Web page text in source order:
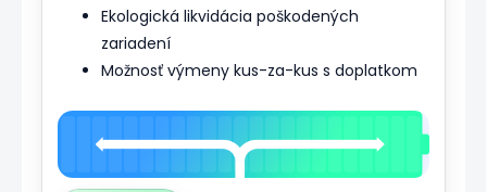
Ekologická likvidácia poškodených
zariadení
Možnosť výmeny kus-za-kus s doplatkom